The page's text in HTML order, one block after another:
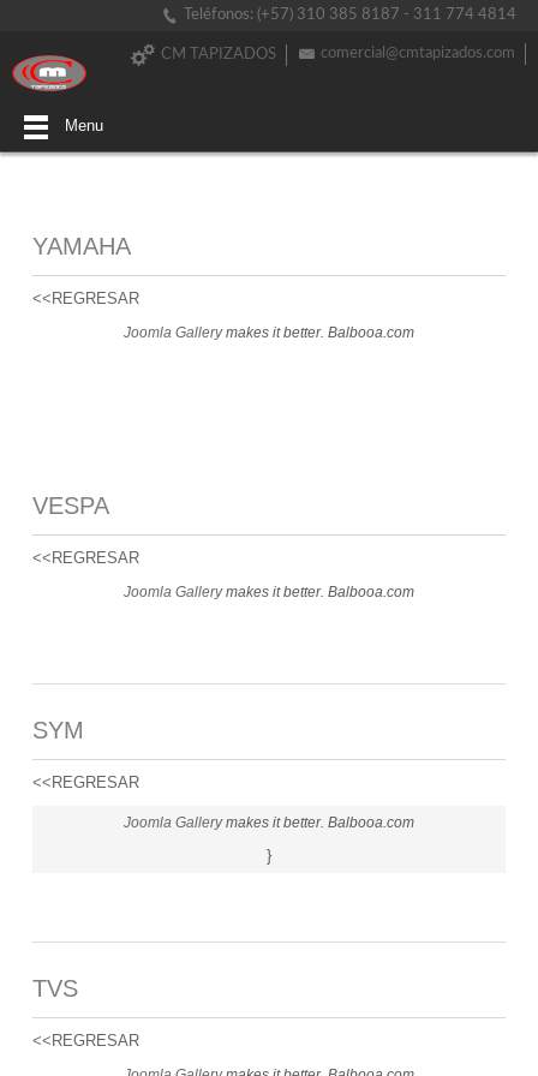
Teléfonos: (+57) 310 385 8187 - 311 774 4814
comercial@cmtapizados.com
CM TAPIZADOS
Menu
YAMAHA
<<REGRESAR
Joomla Gallerymakes it better. Balbooa.com
VESPA
<<REGRESAR
Joomla Gallerymakes it better. Balbooa.com
SYM
<<REGRESAR
Joomla Gallerymakes it better. Balbooa.com
}
TVS
<<REGRESAR